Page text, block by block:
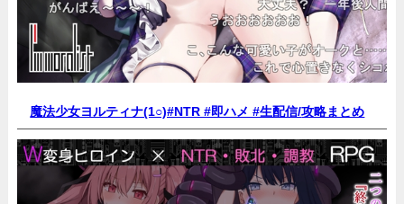
魔法少女ヨルティナ(1○)#NTR #即ハメ #生配信/攻略まとめ